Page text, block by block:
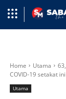
Home Utama
COVID-19 setakat ini
Utama